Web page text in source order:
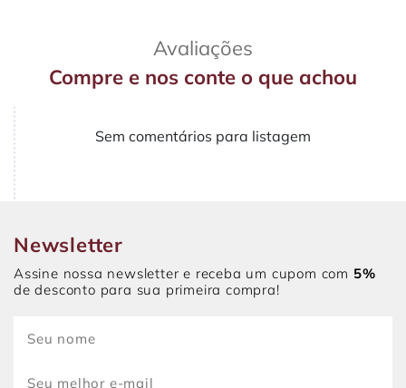
Avaliações
Compre e nos conte o que achou
Sem comentários para listagem
Newsletter
Assine nossa newsletter e receba um cupom com 5%
de desconto para sua primeira compra!